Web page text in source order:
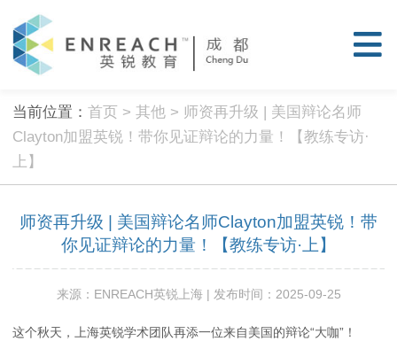
当前位置：首页 >其他 > 师资再升级 | 美国辩论名师
Clayton加盟英锐！带你见证辩论的力量！【教练专访·
上】
师资再升级 | 美国辩论名师Clayton加盟英锐！带
你见证辩论的力量！【教练专访·上】
来源：ENREACH英锐上海 | 发布时间：2025-09-25
这个秋天，上海英锐学术团队再添一位来自美国的辩论“大咖”！